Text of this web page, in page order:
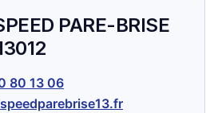
PARE-BRISE
80 13 06